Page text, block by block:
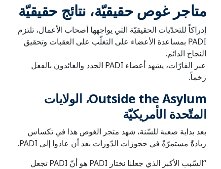
متاجر غوص حقيقيّة، نتائج حقيقيّة
إدراكاً للتحدّيات الحقيقيّة التي يواجهها أصحاب الأعمال، تلتزم
PADI بمساعدة الأعضاء على التغلّب على العقبات وتحقيق
النجاح الدائم.
عبر القارّات، يشهد أعضاء PADI الجدد والعائدون بالفعل
زخماً.
Outside the Asylum، الولايات
المتّحدة الأمريكيّة
بعد بداية صعبة للسّنة، شهد متجر الغوص هذا في تكساس
زيادةً مستمرّةً في حجوزات الدّورات بعد أن عادوا إلى PADI.
“السّبب الأكبر الذي جعلنا نختار PADI هو أنّ PADI تجعل